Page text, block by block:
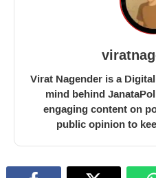
Virat Nagender is a
mind behind
engaging content on
public opinion to